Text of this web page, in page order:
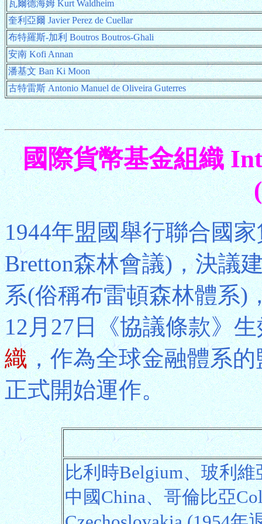
瓦爾德海姆 Kurt Waldheim
奎利亞爾 Javier Perez de Cuellar
布特羅斯-加利 Boutros Boutros-Ghali
安南 Kofi Annan
潘基文 Ban Ki Moon
古特雷斯 Antonio Manuel de Oliveira Guterres
國際貨幣基金組織
1944年盟國舉行聯合國
Bretton森林會議)，決議
系(俗稱布雷頓森林體系)
12月27日《協議條款》
織，作為全球金融體系
正式開始運作。
比利時Belgium、玻利維
中國China、哥倫比亞